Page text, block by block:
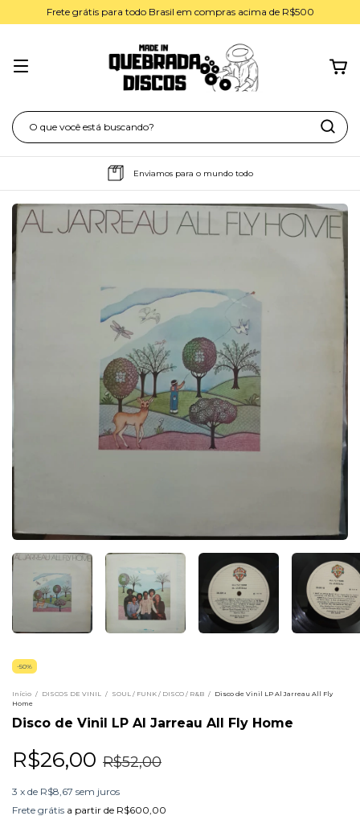
Frete grátis para todo Brasil em compras acima de R$500
Enviamos para o mundo todo
-50%
Início / DISCOS DE VINIL / SOUL / FUNK / DISCO / R&B / Disco de Vinil LP Al Jarreau All Fly
Home
Disco de Vinil LP Al Jarreau All Fly Home
R$26,00 R$52,00
3 x de R$8,67 sem juros
Frete grátis a partir de R$600,00